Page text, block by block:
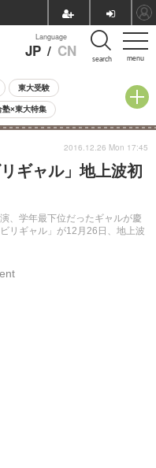
menu
Language
JP / CN search
東大受験
塾×東大特集
小学校受験
人気記事
ギャル」地上波初
、学年最下位だったギャルが慶
リギャル」が12月26日、地上波
2016.12.26 Mon 17:45